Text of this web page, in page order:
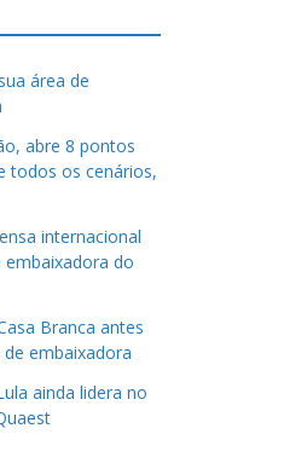
área de
abre 8 pontos
todos os cenários,
internacional
do
Branca antes
embaixadora
ainda lidera no